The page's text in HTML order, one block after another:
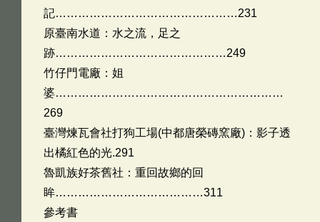
記…………………………………………231
原臺南水道：水之流，足之
跡………………………………………249
竹仔門電廠：姐
婆……………………………………………………
269
臺灣煉瓦會社打狗工場(中都唐榮磚窯廠)：影子透
出橘紅色的光.291
魯凱族好茶舊社：重回故鄉的回
眸…………………………………311
參考書